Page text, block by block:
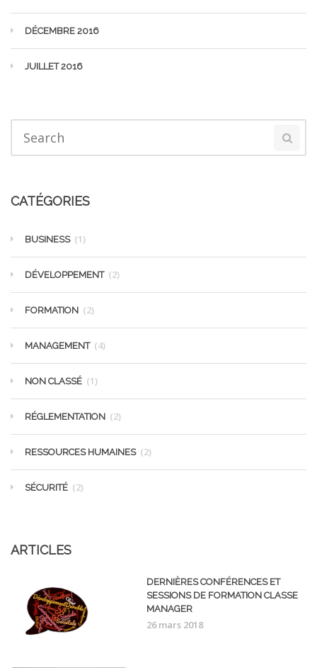
DÉCEMBRE 2016
JUILLET 2016
CATÉGORIES
BUSINESS (1)
DÉVELOPPEMENT (2)
FORMATION (2)
MANAGEMENT (4)
NON CLASSÉ (1)
RÉGLEMENTATION (2)
RESSOURCES HUMAINES (2)
SÉCURITÉ (2)
ARTICLES
DERNIÈRES CONFÉRENCES ET
SESSIONS DE FORMATION CLASSE
MANAGER
26 mars 2018